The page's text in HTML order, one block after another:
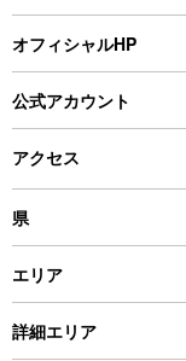
オフィシャルHP
公式アカウント
アクセス
県
エリア
詳細エリア